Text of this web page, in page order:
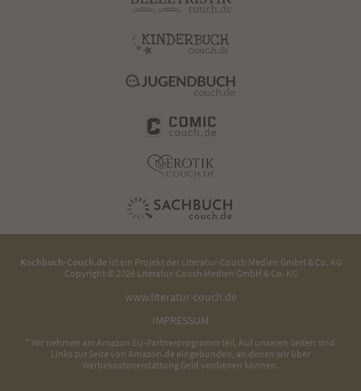
Kochbuch-Couch.deist ein Projekt der Literatur-Couch Medien GmbH & Co. KG
Copyright © 2026 Literatur-Couch Medien GmbH & Co. KG
www.literatur-couch.de
IMPRESSUM
* Wir nehmen am Amazon EU-Partnerprogramm teil. Auf unseren Seiten sind
Links zur Seite von Amazon.de eingebunden, an denen wir über
Werbekostenerstattung Geld verdienen können.